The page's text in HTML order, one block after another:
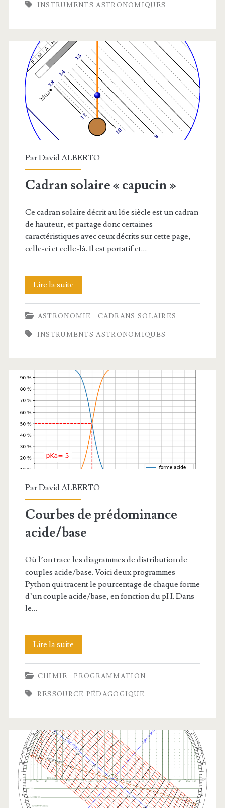
INSTRUMENTS ASTRONOMIQUES
ParDavid ALBERTO
Cadran solaire « capucin »
Ce cadran solaire décrit au 16e siècle est un cadran
de hauteur, et partage donc certaines
caractéristiques avec ceux décrits sur cette page,
celle-ci et celle-là. Il est portatif et…
Lire la suite
solaire
« capucin »
ASTRONOMIE CADRANS SOLAIRES
INSTRUMENTS ASTRONOMIQUES
ParDavid ALBERTO
Courbes de prédominance
acide/base
Où l’on trace les diagrammes de distribution de
couples acide/base. Voici deux programmes
Python qui tracent le pourcentage de chaque forme
d’un couple acide/base, en fonction du pH. Dans
le…
Lire la suite
de
prédominance
acide/base
CHIMIE PROGRAMMATION
RESSOURCE PÉDAGOGIQUE